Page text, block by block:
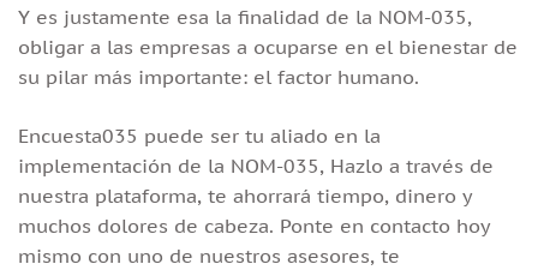
Y es justamente esa la finalidad de la NOM-035,
obligar a las empresas a ocuparse en el bienestar de
su pilar más importante: el factor humano.
Encuesta035 puede ser tu aliado en la
implementación de la NOM-035, Hazlo a través de
nuestra plataforma, te ahorrará tiempo, dinero y
muchos dolores de cabeza. Ponte en contacto hoy
mismo con uno de nuestros asesores, te